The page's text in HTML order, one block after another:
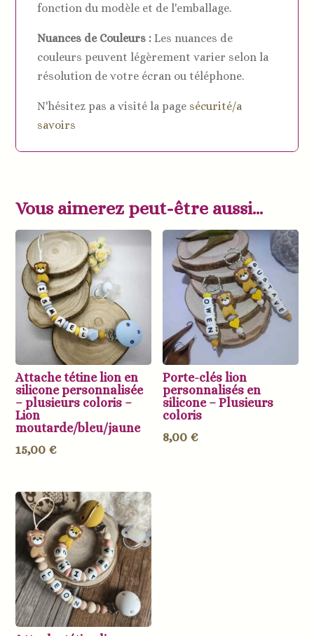
fonction du modèle et de l'emballage.
Nuances de Couleurs :Les nuances de
couleurs peuvent légèrement varier selon la
résolution de votre écran ou téléphone.
N'hésitez pas a visité la page sécurité/a
savoirs
Vous aimerez peut-être aussi…
Attache tétine lion en
silicone personnalisée
– plusieurs coloris –
Lion
moutarde/bleu/jaune
15,00 €
Porte-clés lion
personnalisés en
silicone – Plusieurs
coloris
8,00 €